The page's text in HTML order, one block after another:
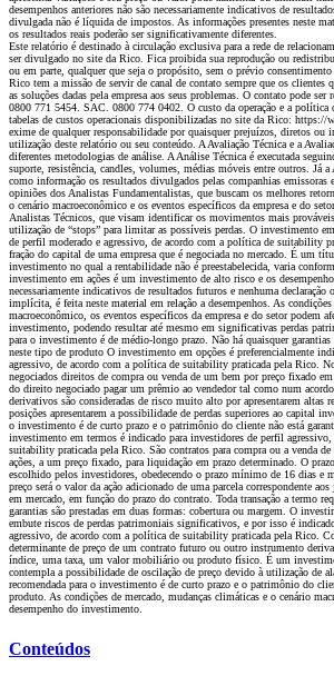
desempenhos anteriores não são necessariamente indicativos de
divulgada não é líquida de impostos. As informações presentes neste
os resultados reais poderão ser significativamente diferentes.
Este relatório é destinado à circulação exclusiva para a rede de
ser divulgado no site da Rico. Fica proibida sua reprodução ou
ou em parte, qualquer que seja o propósito, sem o prévio
Rico tem a missão de servir de canal de contato sempre que os clientes
as soluções dadas pela empresa aos seus problemas. O contato pode
0800 771 5454. SAC. 0800 774 0402. O custo da operação e a política
tabelas de custos operacionais disponibilizadas no site da Rico: https://
exime de qualquer responsabilidade por quaisquer prejuízos, diretos ou
utilização deste relatório ou seu conteúdo. A Avaliação Técnica e a
diferentes metodologias de análise. A Análise Técnica é executada
suporte, resistência, candles, volumes, médias móveis entre outros. Já
como informação os resultados divulgados pelas companhias emissoras
opiniões dos Analistas Fundamentalistas, que buscam os melhores
o cenário macroeconômico e os eventos específicos da empresa e do
Analistas Técnicos, que visam identificar os movimentos mais
utilização de “stops” para limitar as possíveis perdas. O investimento
de perfil moderado e agressivo, de acordo com a política de suitability
fração do capital de uma empresa que é negociada no mercado. É um
investimento no qual a rentabilidade não é preestabelecida, varia
investimento em ações é um investimento de alto risco e os
necessariamente indicativos de resultados futuros e nenhuma declaração
implícita, é feita neste material em relação a desempenhos. As
macroeconômico, os eventos específicos da empresa e do setor podem
investimento, podendo resultar até mesmo em significativas perdas
para o investimento é de médio-longo prazo. Não há quaisquer
neste tipo de produto O investimento em opções é preferencialmente
agressivo, de acordo com a política de suitability praticada pela Rico.
negociados direitos de compra ou venda de um bem por preço fixado
do direito negociado pagar um prêmio ao vendedor tal como num acordo
derivativos são consideradas de risco muito alto por apresentarem altas
posições apresentarem a possibilidade de perdas superiores ao capital
o investimento é de curto prazo e o patrimônio do cliente não está
investimento em termos é indicado para investidores de perfil
suitability praticada pela Rico. São contratos para compra ou a venda de
ações, a um preço fixado, para liquidação em prazo determinado. O
escolhido pelos investidores, obedecendo o prazo mínimo de 16 dias e
preço será o valor da ação adicionado de uma parcela correspondente
em mercado, em função do prazo do contrato. Toda transação a termo
garantias são prestadas em duas formas: cobertura ou margem. O
embute riscos de perdas patrimoniais significativos, e por isso é
agressivo, de acordo com a política de suitability praticada pela Rico.
determinante de preço de um contrato futuro ou outro instrumento
índice, uma taxa, um valor mobiliário ou produto físico. É um
contempla a possibilidade de oscilação de preço devido à utilização de
recomendada para o investimento é de curto prazo e o patrimônio do
produto. As condições de mercado, mudanças climáticas e o cenário
desempenho do investimento.
Conteúdos